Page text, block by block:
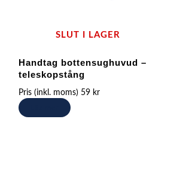
SLUT I LAGER
Handtag bottensughuvud –
teleskopstång
Pris (inkl. moms) 59 kr